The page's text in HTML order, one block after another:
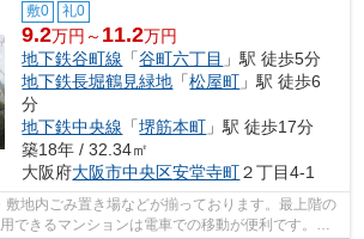
敷0 礼0
9.2万円～ 11.2万円
地下鉄谷町線 「谷町六丁目 」駅 徒歩5分
地下鉄長堀鶴見緑地 「松屋町 」駅 徒歩6
分
地下鉄中央線 「堺筋本町 」駅 徒歩17分
築18年 / 32.34㎡
大阪府大阪市中央区安堂寺町２丁目4-1
地内ごみ置き場などが揃っております。最上階の
できるマンションは電車での移動が便利です。造